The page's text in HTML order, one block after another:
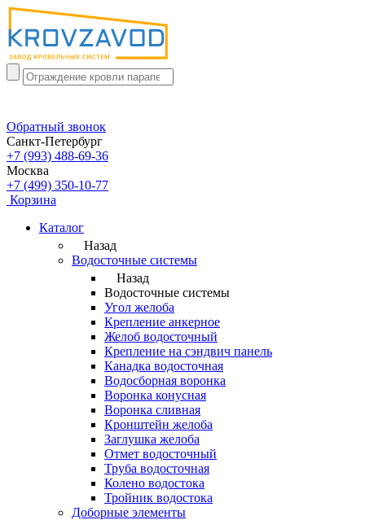
Обратный звонок
Санкт-Петербург
+7 (993) 488-69-36
Москва
+7 (499) 350-10-77
Корзина
Каталог
Назад
Водосточные системы
Назад
Водосточные системы
Угол желоба
Крепление анкерное
Желоб водосточный
Крепление на сэндвич панель
Канадка водосточная
Водосборная воронка
Воронка конусная
Воронка сливная
Кронштейн желоба
Заглушка желоба
Отмет водосточный
Труба водосточная
Колено водостока
Тройник водостока
Доборные элементы